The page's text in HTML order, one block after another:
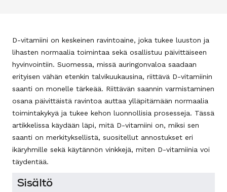
D-vitamiini on keskeinen ravintoaine, joka tukee luuston ja
lihasten normaalia toimintaa sekä osallistuu päivittäiseen
hyvinvointiin. Suomessa, missä auringonvaloa saadaan
erityisen vähän etenkin talvikuukausina, riittävä D-vitamiinin
saanti on monelle tärkeää. Riittävän saannin varmistaminen
osana päivittäistä ravintoa auttaa ylläpitämään normaalia
toimintakykyä ja tukee kehon luonnollisia prosesseja. Tässä
artikkelissa käydään läpi, mitä D-vitamiini on, miksi sen
saanti on merkityksellistä, suositellut annostukset eri
ikäryhmille sekä käytännön vinkkejä, miten D-vitamiinia voi
täydentää.
Sisältö